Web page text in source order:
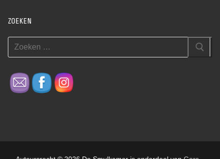
ZOEKEN
Zoeken